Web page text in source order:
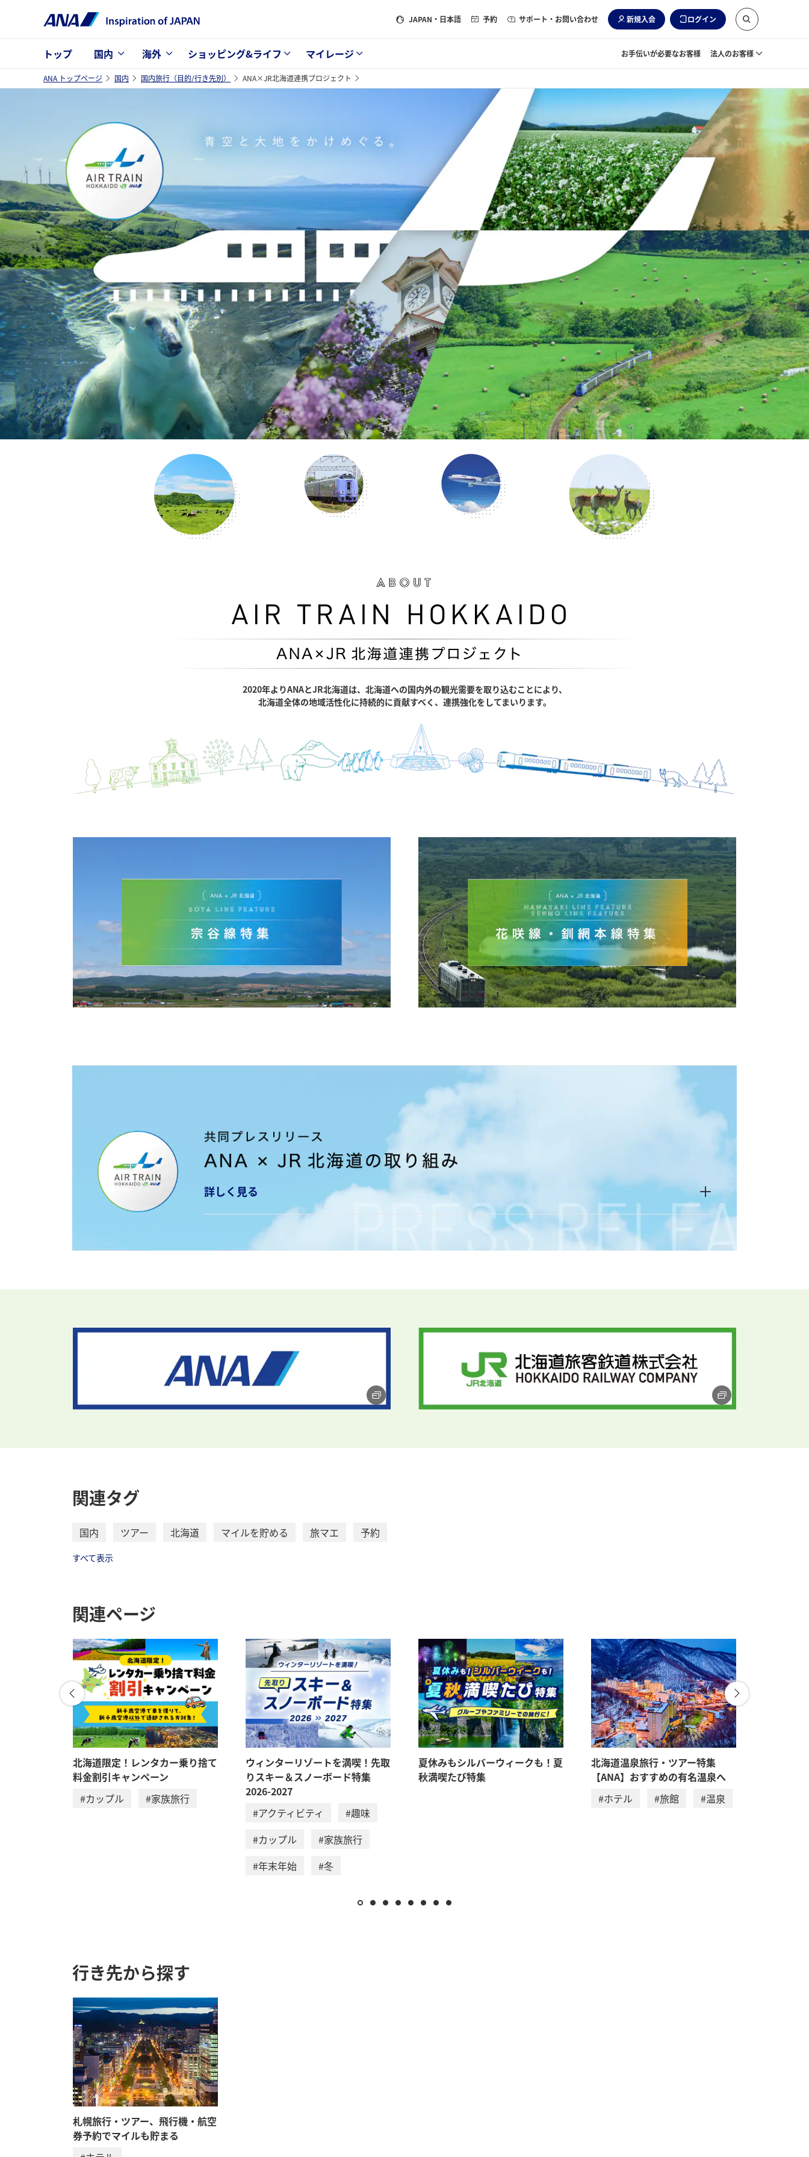
JAPAN ・日本語 予約 サポート・お問い合わせ 新規入会 ログイン
トップ 国内 海外 ショッピング&ライフ マイレージ お手伝いが必要なお客様 法人のお客様
ANA トップページ 国内 国内旅行（目的/行き先別） ANA×JR北海道連携プロジェクト
2020年よりANAとJR北海道は、北海道への国内外の観光需要を取り込むことにより、
北海道全体の地域活性化に持続的に貢献すべく、連携強化をしてまいります。
詳しく見る
関連タグ
国内 ツアー 北海道 マイルを貯める 旅マエ 予約
すべて表示
関連ページ
北海道限定！レンタカー乗り捨て
料金割引キャンペーン
#カップル
#家族旅行
ウィンターリゾートを満喫！先取
りスキー＆スノーボード特集
2026-2027
#アクティビティ
#趣味
#カップル
#家族旅行
#年末年始
#冬
夏休みもシルバーウィークも！夏
秋満喫たび特集
北海道温泉旅行・ツアー特集
【ANA】おすすめの有名温泉へ
#ホテル
#旅館 #温泉
行き先から探す
札幌旅行・ツアー、飛行機・航空
券予約でマイルも貯まる